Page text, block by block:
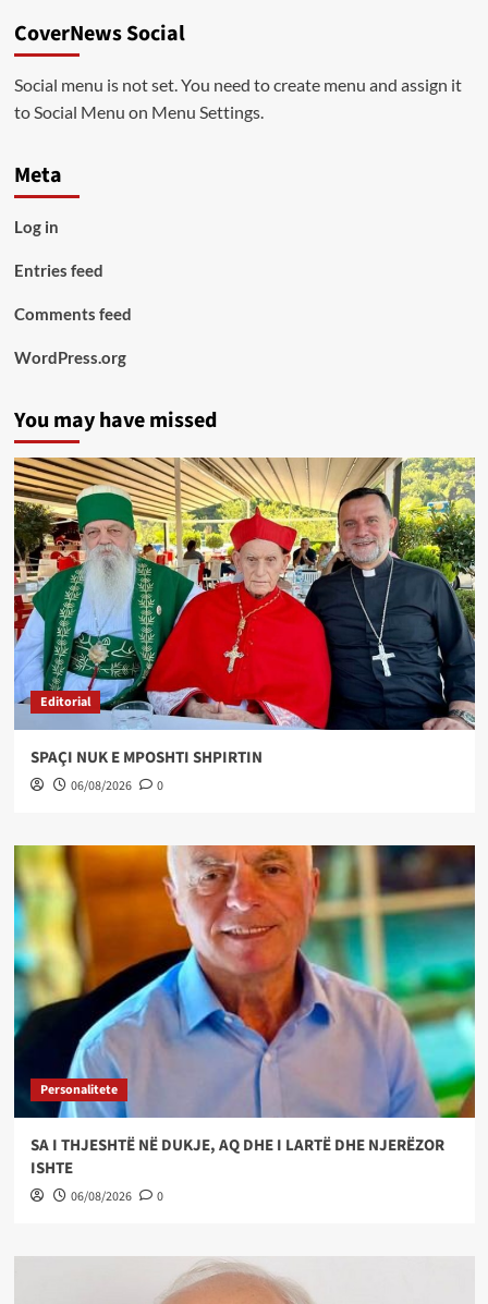
CoverNews Social
Social menu is not set. You need to create menu and assign it
to Social Menu on Menu Settings.
Meta
Log in
Entries feed
Comments feed
WordPress.org
You may have missed
Editorial
SPAÇI NUK E MPOSHTI SHPIRTIN
06/08/2026 0
Personalitete
SA I THJESHTË NË DUKJE, AQ DHE I LARTË DHE NJERËZOR
ISHTE
06/08/2026 0